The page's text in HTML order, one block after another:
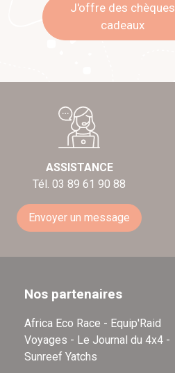
J'offre des chèques
cadeaux
ASSISTANCE
Tél. 03 89 61 90 88
Envoyer un message
Nos partenaires
Africa Eco Race - Equip'Raid
Voyages - Le Journal du 4x4 -
Sunreef Yatchs